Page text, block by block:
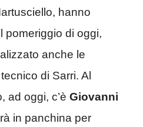
hanno
pomeriggio di oggi,
anche le
di Sarri. Al
ad oggi, c’è Giovanni
in panchina per